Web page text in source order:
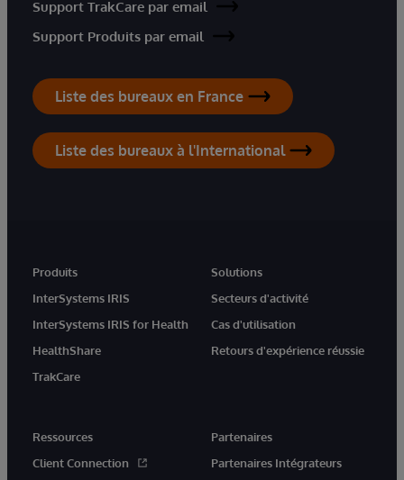
Support TrakCare par email
Support Produits par email
Liste des bureaux en France
Liste des bureaux à l'International
Produits
InterSystems IRIS
InterSystems IRIS for Health
HealthShare
TrakCare
Solutions
Secteurs d'activité
Cas d'utilisation
Retours d'expérience réussie
Ressources
Client Connection
Partenaires
Partenaires Intégrateurs